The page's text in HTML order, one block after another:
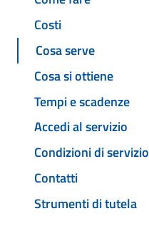
Costi
Cosa serve
Cosa si ottiene
Tempi e scadenze
Accedi al servizio
Condizioni di servizio
Contatti
Strumenti di tutela